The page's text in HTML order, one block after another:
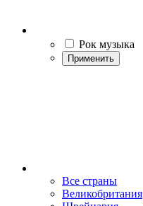
Рок музыка
Применить
Все страны
Великобритания